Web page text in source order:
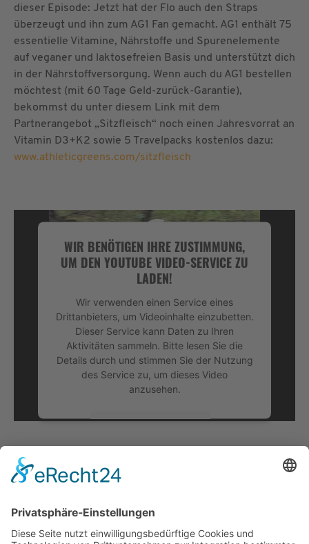
dieser Episode: Jetzt hat der Flo auch den Straps
überzeugt und ihn zum AG1 Fan gemacht. AG1 enthält 75
essentielle Vitamine, Nährstoffe und Spurenelemente
auf veganer und laktosefreien Basis und unterstützt dich
in der Nährstoffversorgung. Wenn auch du AG1 bestellen
möchtest (mit 60 Tage Geld-zurück-Garantie),
bekommst du unter diesem Link mit dem
Partnerangebot „Sitzfleisch“ noch einen Jahresvorrat an
Vitamin D3+K2 sowie 5 Travelpacks kostenlos dazu:
www.athleticgreens.com/sitzfleisch
WIR BENÖTIGEN IHRE ZUSTIMMUNG,
UM DEN YOUTUBE VIDEO-SERVICE ZU
LADEN!
Wir verwenden einen Service eines
Drittanbieters, um Videoinhalte einzubetten.
Dieser Service kann Daten zu Ihren
Aktivitäten sammeln. Bitte lesen Sie die
Details durch und stimmen Sie der Nutzung
des Service zu, um dieses Video
anzusehen.
Mehr Informationen
powered by
WIR BENÖTIGEN IHRE ZUSTIMMUNG,
UM DEN SPOTIFY-SERVICE ZU LADEN!